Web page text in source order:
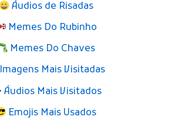
Áudios de Risadas
Memes Do Rubinho
Memes Do Chaves
Imagens Mais Visitadas
Áudios Mais Visitados
Emojis Mais Usados